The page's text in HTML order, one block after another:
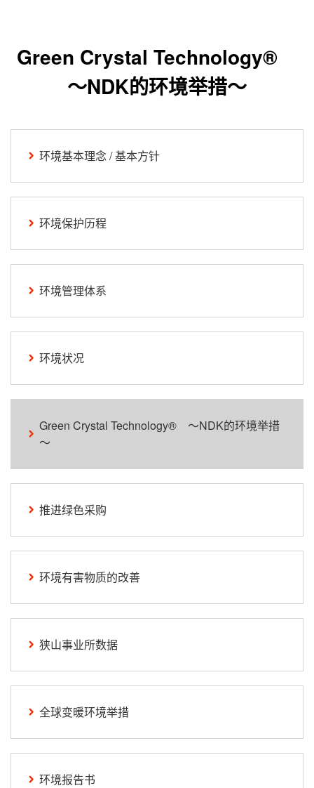
Green Crystal Technology®
～NDK的环境举措～
环境基本理念 / 基本方针
环境保护历程
环境管理体系
环境状况
Green Crystal Technology® ～NDK的环境举措
～
推进绿色采购
环境有害物质的改善
狭山事业所数据
全球变暖环境举措
环境报告书